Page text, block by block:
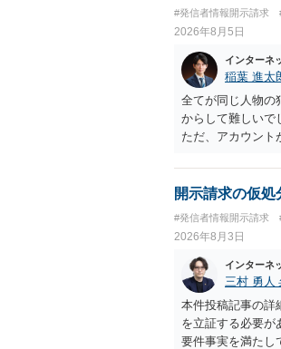
#発信者情報開示請求
2026年8月5日
インターネ
稲葉 進太
全てが同じ人物の
からして難しいで
ただ、アカウント
相手に全ての弁護
せることができる
開示請求の仮
#発信者情報開示請求
2026年8月3日
インターネ
三村 勇人
本件投稿記事の詳
を立証する必要が
要件事実を満たし